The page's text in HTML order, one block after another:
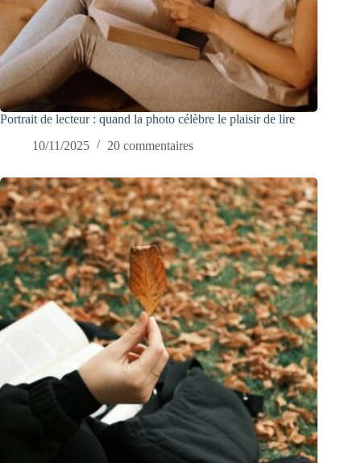
Portrait de lecteur : quand la photo célèbre le plaisir de lire
10/11/2025
20 commentaires